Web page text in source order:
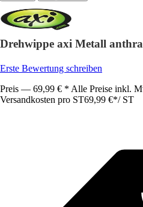
Drehwippe axi Metall
Erste Bewertung schreiben
Preis — 69,99 € * Alle Preise inkl.
Versandkosten pro ST69,99 €*/ ST